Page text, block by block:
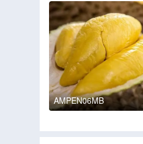
AMPEN06MB